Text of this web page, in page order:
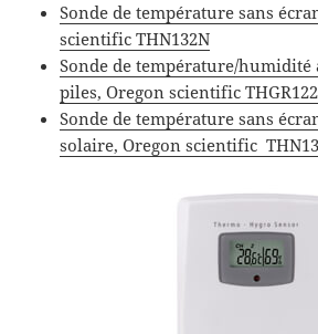
Sonde de température sans
scientific THN132N
Sonde de température/humidité
piles, Oregon scientific
Sonde de température sans
solaire, Oregon scientific